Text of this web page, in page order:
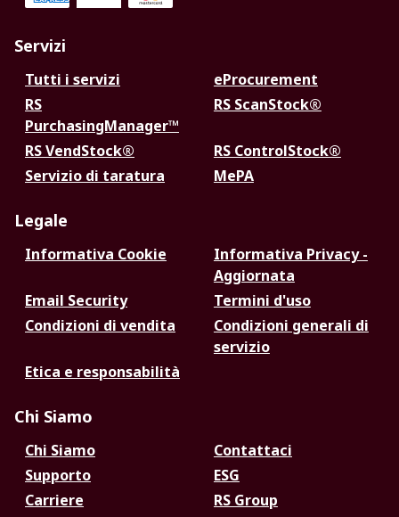
Servizi
Tutti i servizi
eProcurement
RS
PurchasingManager™
RS ScanStock®
RS VendStock®
RS ControlStock®
Servizio di taratura
MePA
Legale
Informativa Cookie
Informativa Privacy -
Aggiornata
Email Security
Termini d'uso
Condizioni di vendita
Condizioni generali di
servizio
Etica e responsabilità
Chi Siamo
Chi Siamo
Contattaci
Supporto
ESG
Carriere
RS Group